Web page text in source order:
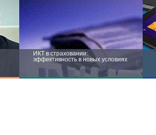
ИКТ в страховании:
эффективность в новых условиях